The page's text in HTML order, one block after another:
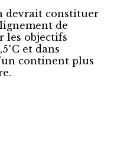
devrait constituer
de
les objectifs
et dans
continent plus